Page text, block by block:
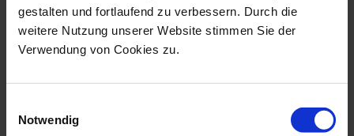
gestalten und fortlaufend zu verbessern. Durch die
weitere Nutzung unserer Website stimmen Sie der
Verwendung von Cookies zu.
Notwendig